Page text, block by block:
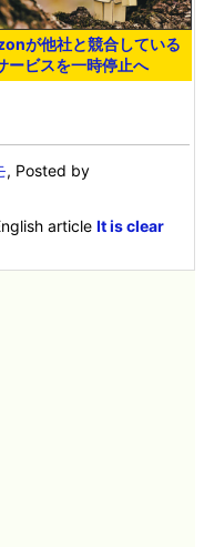
が他社と競合している
ービスを一時停止へ
, Posted by
articleIt is clear